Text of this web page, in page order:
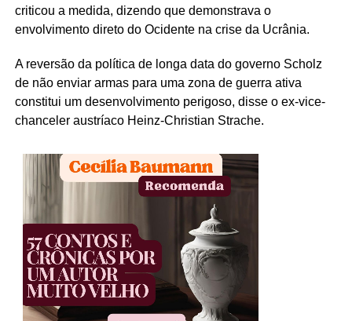
criticou a medida, dizendo que demonstrava o
envolvimento direto do Ocidente na crise da Ucrânia.
A reversão da política de longa data do governo Scholz
de não enviar armas para uma zona de guerra ativa
constitui um desenvolvimento perigoso, disse o ex-vice-
chanceler austríaco Heinz-Christian Strache.